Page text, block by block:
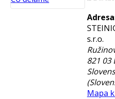
s.r.o.
821 03
Mapa